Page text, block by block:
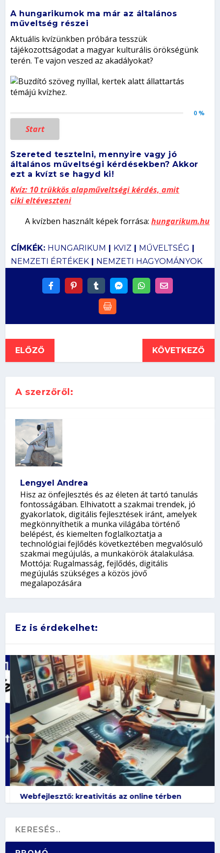
A hungarikumok ma már az általános
műveltség részei
Aktuális kvízünkben próbára tesszük
tájékozottságodat a magyar kulturális örökségünk
terén. Te vajon veszed az akadályokat?
0 %
Start
Szereted tesztelni, mennyire vagy jó
általános műveltségi kérdésekben? Akkor
ezt a kvízt se hagyd ki!
Kvíz: 10 trükkös alapműveltségi kérdés, amit
ciki eltéveszteni
A kvízben használt képek forrása: hungarikum.hu
CÍMKÉK: HUNGARIKUM | KVIZ | MŰVELTSÉG |
NEMZETI ÉRTÉKEK| NEMZETI HAGYOMÁNYOK
ELŐZŐ KÖVETKEZŐ
A szerzőről:
Lengyel Andrea
Hisz az önfejlesztés és az életen át tartó tanulás
fontosságában. Elhivatott a szakmai trendek, jó
gyakorlatok, digitális fejlesztések iránt, amelyek
megkönnyíthetik a munka világába történő
belépést, és kiemelten foglalkoztatja a
technológiai fejlődés következtében megvalósuló
szakmai megújulás, a munkakörök átalakulása.
Mottója: Rugalmasság, fejlődés, digitális
megújulás szükséges a közös jövő
megalapozására
Ez is érdekelhet:
Webfejlesztő: kreativitás az online térben